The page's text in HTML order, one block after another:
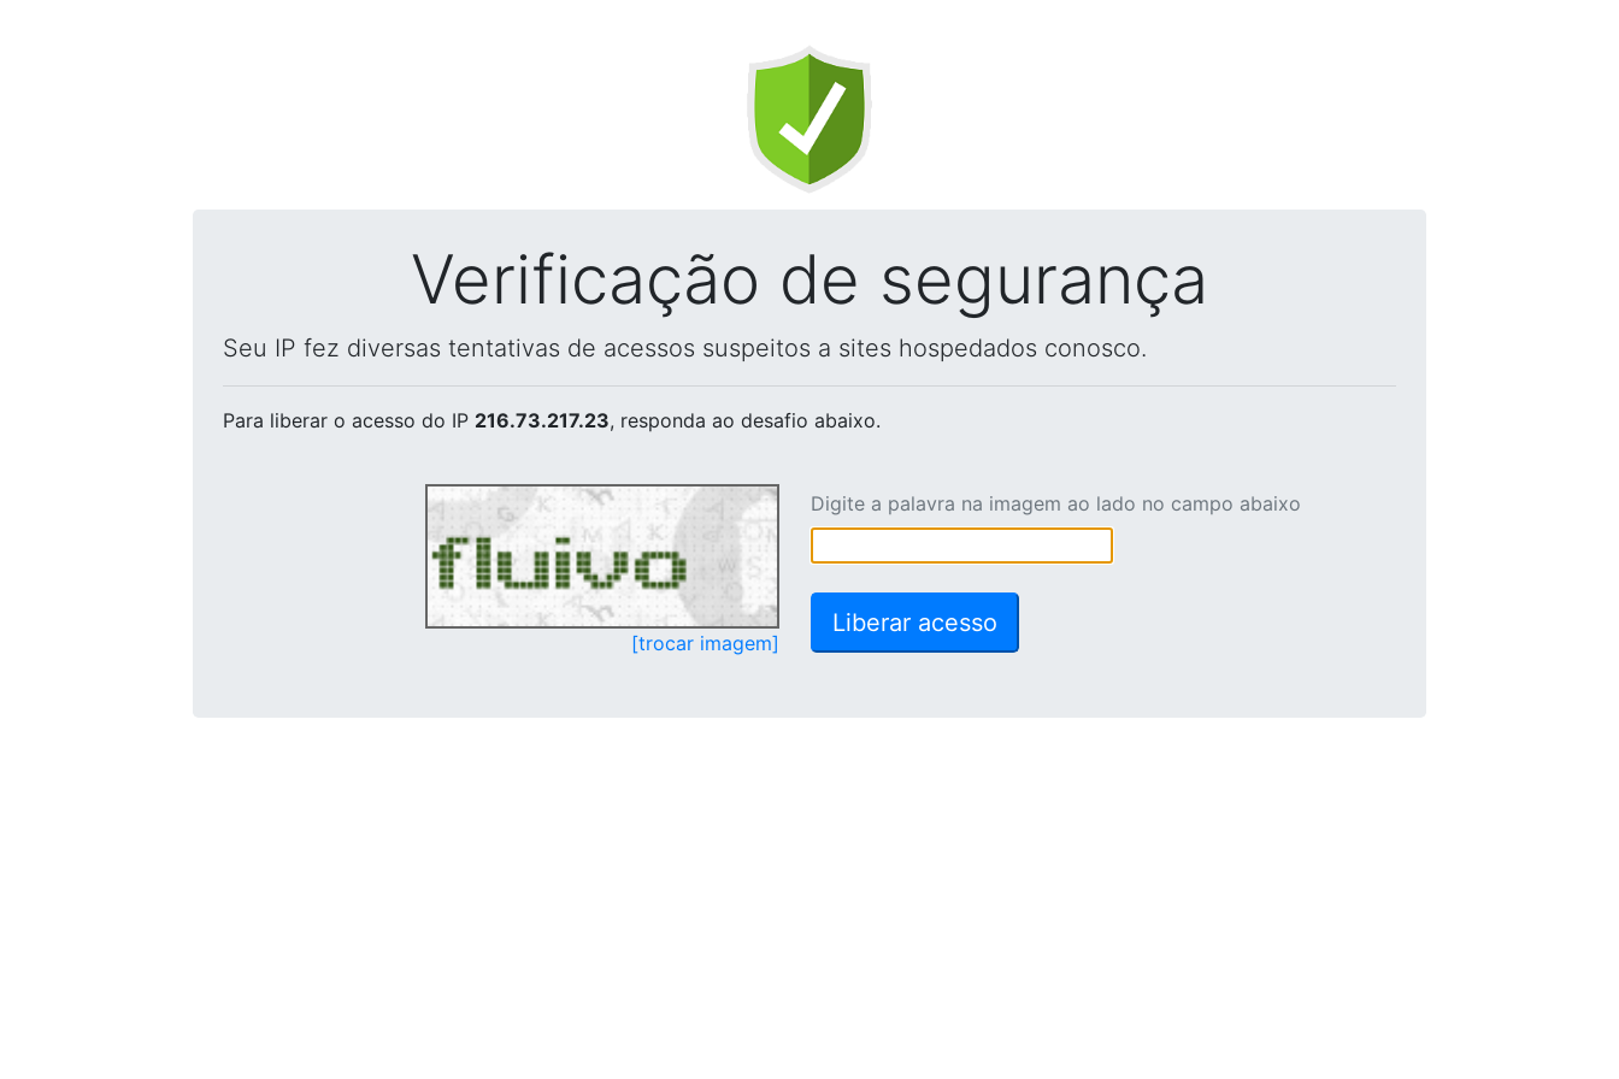
Verificação de segurança
Seu IP fez diversas tentativas de acessos suspeitos a sites hospedados conosco.
Para liberar o acesso do IP 216.73.217.23, responda ao desafio abaixo.
[trocar imagem]
Digite a palavra na imagem ao lado no campo abaixo